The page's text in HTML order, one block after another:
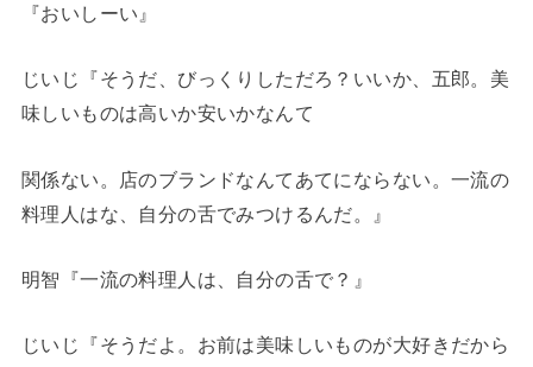
『おいしーい』
じいじ『そうだ、びっくりしただろ？いいか、五郎。美
味しいものは高いか安いかなんて
関係ない。店のブランドなんてあてにならない。一流の
料理人はな、自分の舌でみつけるんだ。』
明智『一流の料理人は、自分の舌で？』
じいじ『そうだよ。お前は美味しいものが大好きだから